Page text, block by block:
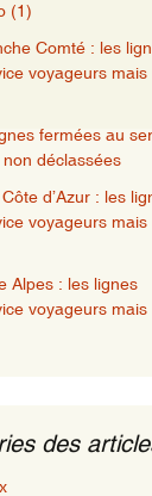
(1)
Comté : les
voyageurs mais
fermées au
déclassées
d’Azur : les
voyageurs mais
Alpes : les lignes
voyageurs mais
des